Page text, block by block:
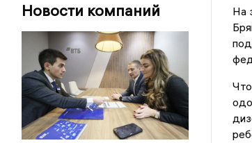
Новости компаний
На